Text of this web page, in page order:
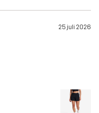
25 juli 2026